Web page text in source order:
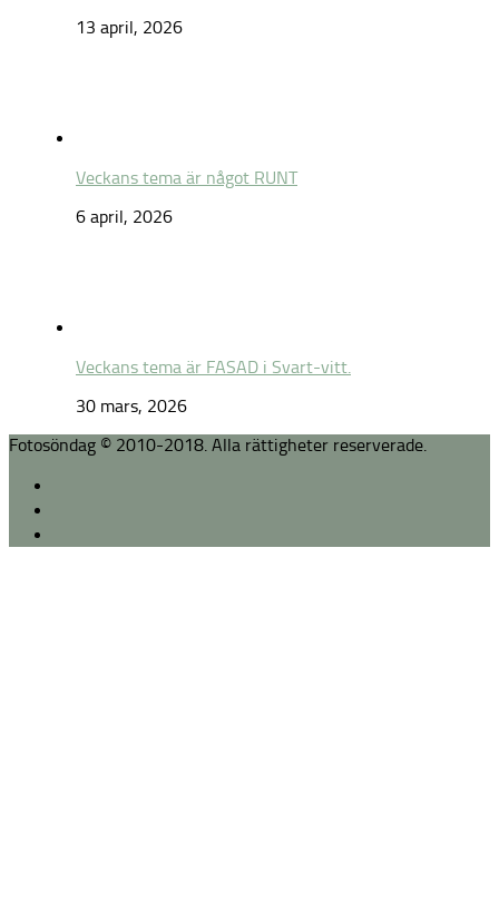
13 april, 2026
Veckans tema är något RUNT
6 april, 2026
Veckans tema är FASAD i Svart-vitt.
30 mars, 2026
Fotosöndag © 2010-2018. Alla rättigheter reserverade.